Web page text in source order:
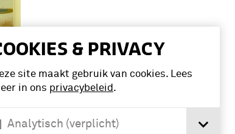
& PRIVACY
site maakt gebruik van cookies. Lees
in ons privacybeleid.
Analytisch (verplicht)